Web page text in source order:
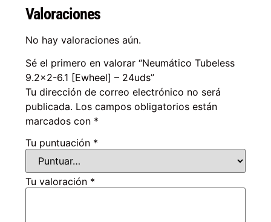
Valoraciones
No hay valoraciones aún.
Sé el primero en valorar “Neumático Tubeless
9.2×2-6.1 [Ewheel] – 24uds”
Tu dirección de correo electrónico no será
publicada. Los campos obligatorios están
marcados con *
Tu puntuación *
Tu valoración *